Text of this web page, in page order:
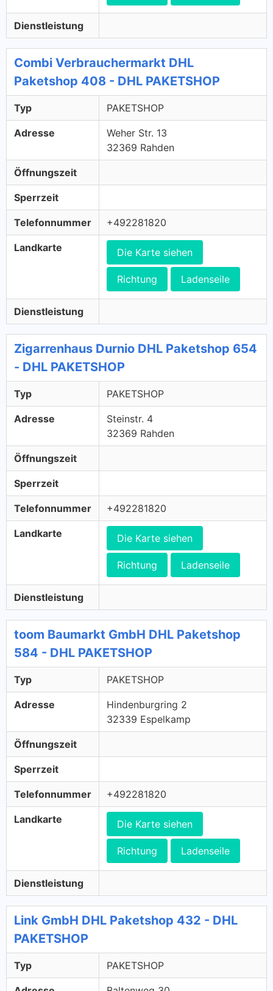
Dienstleistung
Combi Verbrauchermarkt DHL
Paketshop 408 - DHL PAKETSHOP
Typ PAKETSHOP
Adresse
Weher Str. 13
32369 Rahden
Öffnungszeit
Sperrzeit
Telefonnummer +492281820
Landkarte Die Karte siehen
Richtung Ladenseile
Dienstleistung
Zigarrenhaus Durnio DHL Paketshop 654
- DHL PAKETSHOP
Typ PAKETSHOP
Adresse
Steinstr. 4
32369 Rahden
Öffnungszeit
Sperrzeit
Telefonnummer +492281820
Landkarte Die Karte siehen
Richtung Ladenseile
Dienstleistung
toom Baumarkt GmbH DHL Paketshop
584 - DHL PAKETSHOP
Typ PAKETSHOP
Adresse
Hindenburgring 2
32339 Espelkamp
Öffnungszeit
Sperrzeit
Telefonnummer +492281820
Landkarte Die Karte siehen
Richtung Ladenseile
Dienstleistung
Link GmbH DHL Paketshop 432 - DHL
PAKETSHOP
Typ PAKETSHOP